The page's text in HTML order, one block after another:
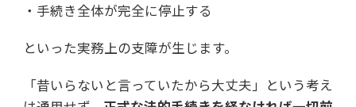
・手続き全体が完全に停止する
といった実務上の支障が生じます。
「昔いらないと言っていたから大丈夫」という考え